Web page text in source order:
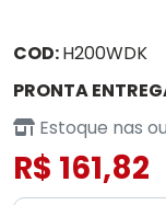
COD:H200WDK
PRONTA
Estoque nas
R$ 161,82